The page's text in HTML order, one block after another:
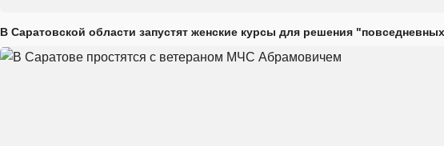
В Саратовской области запустят женские курсы для решения